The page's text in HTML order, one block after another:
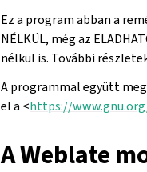
Ez a program abban a
NÉLKÜL, még az
nélkül is. További
A programmal együtt
el a <https://
A Weblate